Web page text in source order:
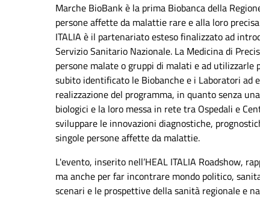
Marche BioBank è la prima Biobanca della
persone affette da malattie rare e alla loro
ITALIA è il partenariato esteso finalizzato ad
Servizio Sanitario Nazionale. La Medicina di
persone malate o gruppi di malati e ad utilizzarle
subito identificato le Biobanche e i Laboratori
realizzazione del programma, in quanto senza
biologici e la loro messa in rete tra Ospedali e
sviluppare le innovazioni diagnostiche,
singole persone affette da malattie.
L'evento, inserito nell’HEAL ITALIA Roadshow,
ma anche per far incontrare mondo politico,
scenari e le prospettive della sanità regionale e